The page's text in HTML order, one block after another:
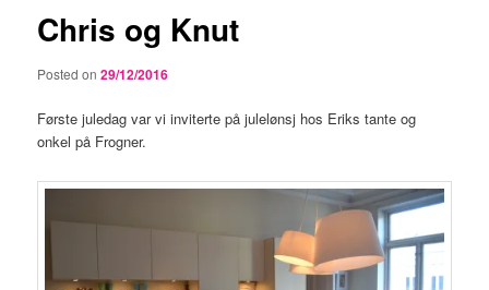
Chris og Knut
Posted on29/12/2016
Første juledag var vi inviterte på julelønsj hos Eriks tante og
onkel på Frogner.